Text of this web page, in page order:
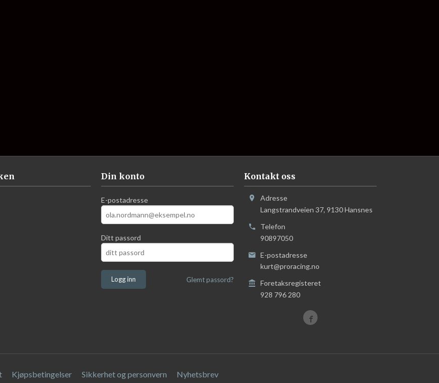
Din konto
E-postadresse
Ditt passord
Glemt passord?
Kontakt oss
Adresse
Langstrandveien 37, 9130Hansnes
Telefon
90897050
E-postadresse
kurt@proracing.no
Foretaksregisteret
928 796 280
Kjøpsbetingelser Sikkerhet og personvern Nyhetsbrev